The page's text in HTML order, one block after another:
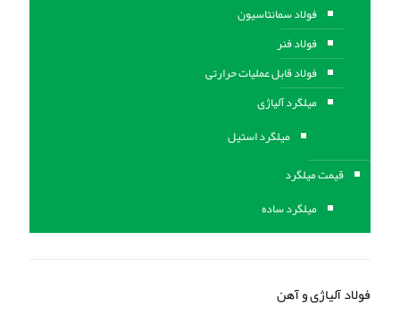
فولاد سمانتاسیون
فولاد فنر
فولاد قابل عملیات حرارتی
ميلگرد آلیاژی
میلگرد استیل
قیمت میلگرد
میلگرد ساده
فولاد آلیاژی و آهن